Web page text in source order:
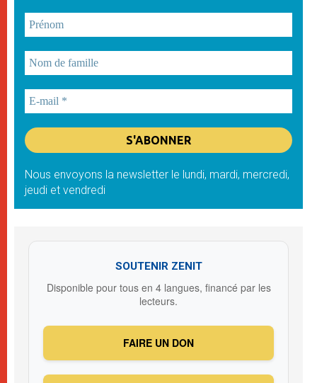
Nous envoyons la newsletter le lundi, mardi, mercredi,
jeudi et vendredi
SOUTENIR ZENIT
Disponible pour tous en 4 langues, financé par les
lecteurs.
FAIRE UN DON